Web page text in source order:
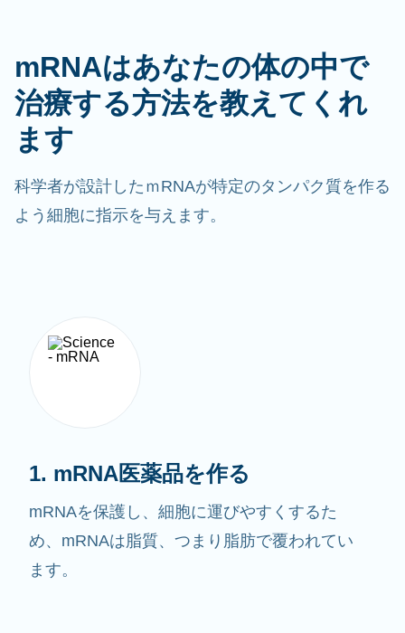
mRNAはあなたの体の中で
治療する方法を教えてくれ
ます
科学者が設計したｍRNAが特定のタンパク質を作る
よう細胞に指示を与えます。
1. mRNA医薬品を作る
mRNAを保護し、細胞に運びやすくするた
め、mRNAは脂質、つまり脂肪で覆われてい
ます。